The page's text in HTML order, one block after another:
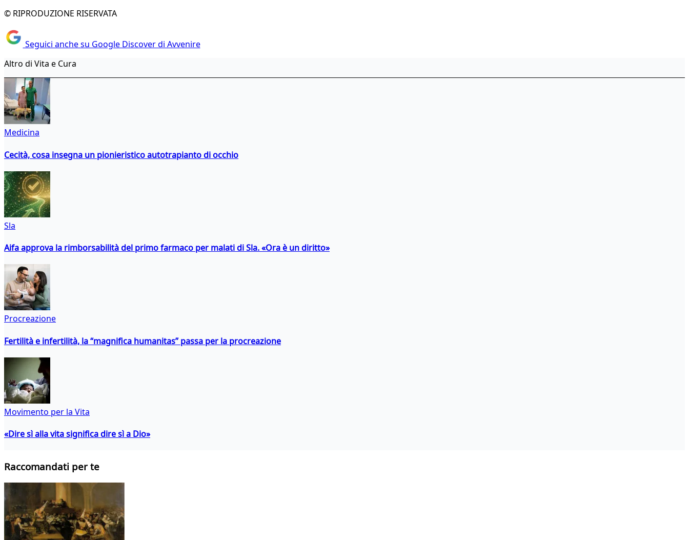
© RIPRODUZIONE RISERVATA
Seguici anche su Google Discover di Avvenire
Altro di Vita e Cura
Medicina
Cecità, cosa insegna un pionieristico autotrapianto di occhio
Sla
Aifa approva la rimborsabilità del primo farmaco per malati di Sla. «Ora è un diritto»
Procreazione
Fertilità e infertilità, la “magnifica humanitas” passa per la procreazione
Movimento per la Vita
«Dire sì alla vita significa dire sì a Dio»
Raccomandati per te